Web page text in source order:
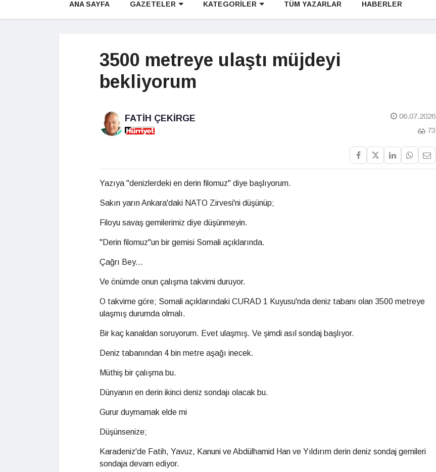
ANA SAYFA GAZETELER KATEGORİLER TÜM YAZARLAR HABERLER
3500 metreye ulaştı müjdeyi
bekliyorum
FATIH ÇEKIRGE
06.07.2026
73
Yazıya "denizlerdeki en derin filomuz" diye başlıyorum.
Sakın yarın Ankara'daki NATO Zirvesi'ni düşünüp;
Filoyu savaş gemilerimiz diye düşünmeyin.
"Derin filomuz"un bir gemisi Somali açıklarında.
Çağrı Bey...
Ve önümde onun çalışma takvimi duruyor.
O takvime göre; Somali açıklarındaki CURAD 1 Kuyusu'nda deniz tabanı olan 3500 metreye
ulaşmış durumda olmalı.
Bir kaç kanaldan soruyorum. Evet ulaşmış. Ve şimdi asıl sondaj başlıyor.
Deniz tabanından 4 bin metre aşağı inecek.
Müthiş bir çalışma bu.
Dünyanın en derin ikinci deniz sondajı olacak bu.
Gurur duymamak elde mi
Düşünsenize;
Karadeniz'de Fatih, Yavuz, Kanuni ve Abdülhamid Han ve Yıldırım derin deniz sondaj gemileri
sondaja devam ediyor.